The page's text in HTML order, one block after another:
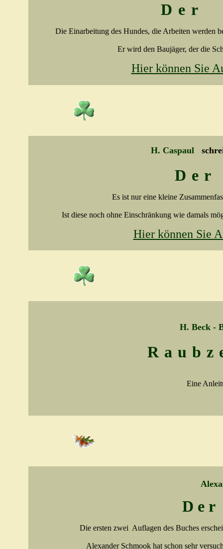
Der
Die Einarbeitung des Hundes, die Arbeiten werden
Er wird den Baujäger, der die
Hier können Sie
H. Caspaul
Der
Es ist nur eine kleine
Ist diese noch ohne Einschränkung wie damals
Hier können Sie
H. Beck -
Eine
Der
Die ersten zwei Auflagen des Buches
Alexander Schmook hat schon sehr